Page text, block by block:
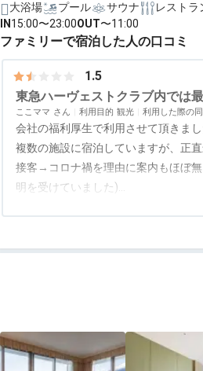
大浴場 プール サウナ レストラ
IN 15:00〜23:00OUT〜11:00
ファミリーで宿泊した人の口コミ
1.5
東急ハーヴェストクラブ内では
ここママ 利用目的 観光 利用した際の
会社の福利厚生で利用させて頂きまし
複数の施設に宿泊していますが、正直
接客→コロナ禍を理由に案内もほぼ
明を受けていました)
部屋→満室だからと勝手に喫煙ルー
(消臭はしっかりしていると言って
ありぼったくられている気分でした。
せっかく抽選で当てて、一番先に予